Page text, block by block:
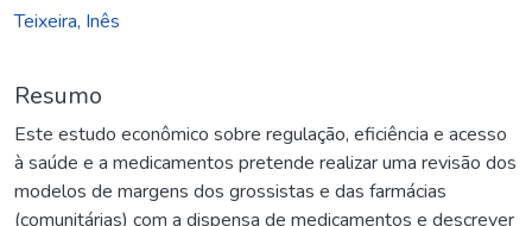
Teixeira, Inês
Resumo
Este estudo econômico sobre regulação, eficiência e acesso
à saúde e a medicamentos pretende realizar uma revisão dos
modelos de margens dos grossistas e das farmácias
(comunitárias) com a dispensa de medicamentos e descrever